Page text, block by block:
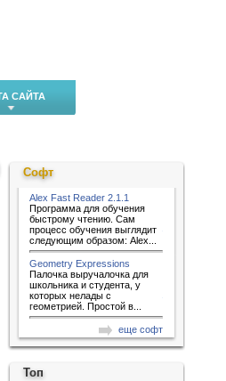
САЙТА
Софт
Alex Fast Reader 2.1.1
Программа для обучения
быстрому чтению. Сам
процесс обучения выглядит
следующим образом: Alex...
Geometry Expressions
Палочка выручалочка для
школьника и студента, у
которых нелады с
геометрией. Простой в...
еще софт
Топ